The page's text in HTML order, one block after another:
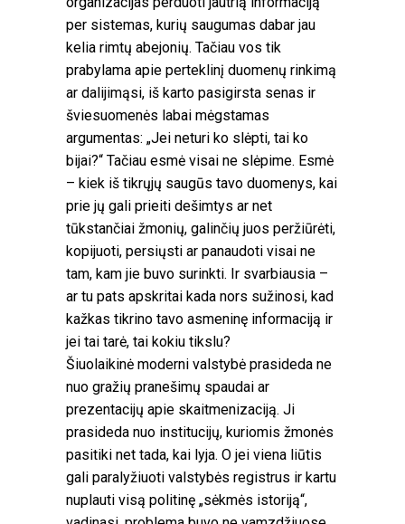
per sistemas, kurių saugumas dabar jau
kelia rimtų abejonių. Tačiau vos tik
prabylama apie perteklinį duomenų rinkimą
ar dalijimąsi, iš karto pasigirsta senas ir
šviesuomenės labai mėgstamas
argumentas: „Jei neturi ko slėpti, tai ko
bijai?“ Tačiau esmė visai ne slėpime. Esmė
– kiek iš tikrųjų saugūs tavo duomenys, kai
prie jų gali prieiti dešimtys ar net
tūkstančiai žmonių, galinčių juos peržiūrėti,
kopijuoti, persiųsti ar panaudoti visai ne
tam, kam jie buvo surinkti. Ir svarbiausia –
ar tu pats apskritai kada nors sužinosi, kad
kažkas tikrino tavo asmeninę informaciją ir
jei tai tarė, tai kokiu tikslu?
Šiuolaikinė moderni valstybė prasideda ne
nuo gražių pranešimų spaudai ar
prezentacijų apie skaitmenizaciją. Ji
prasideda nuo institucijų, kuriomis žmonės
pasitiki net tada, kai lyja. O jei viena liūtis
gali paralyžiuoti valstybės registrus ir kartu
nuplauti visą politinę „sėkmės istoriją“,